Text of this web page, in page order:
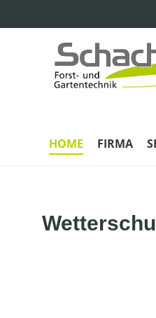
HOME FIRMA
Bildergalerie